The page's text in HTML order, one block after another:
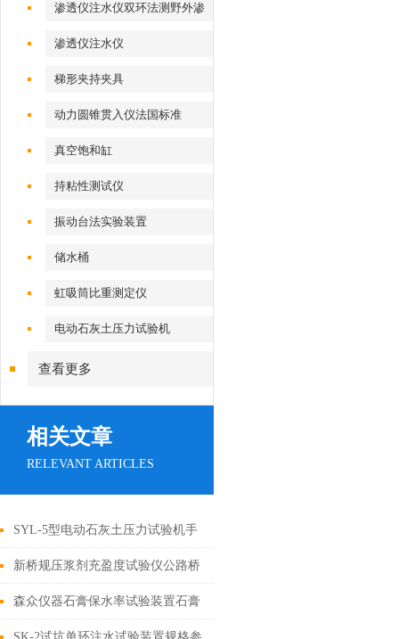
渗透仪注水仪双环法测野外渗
透系数
渗透仪注水仪
梯形夹持夹具
动力圆锥贯入仪法国标准
真空饱和缸
持粘性测试仪
振动台法实验装置
储水桶
虹吸筒比重测定仪
电动石灰土压力试验机
查看更多
相关文章
RELEVANT ARTICLES
SYL-5型电动石灰土压力试验机手
动石灰土压力机说明书
新桥规压浆剂充盈度试验仪公路桥
涵施工技术规范
森众仪器石膏保水率试验装置石膏
保试验仪